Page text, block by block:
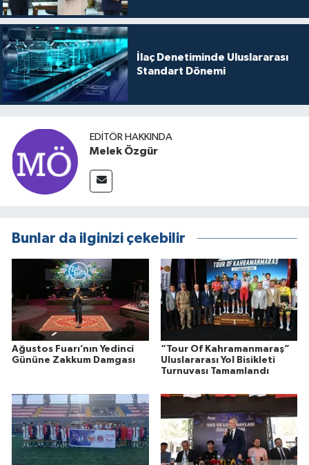
İlaç Denetiminde Uluslararası
Standart Dönemi
EDITÖR HAKKINDA
Melek Özgür
Bunlar da ilginizi çekebilir
Ağustos Fuarı’nın Yedinci
Gününe Zakkum Damgası
“Tour Of Kahramanmaraş”
Uluslararası Yol Bisikleti
Turnuvası Tamamlandı